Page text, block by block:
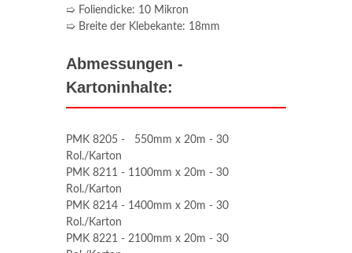
➯ Foliendicke: 10 Mikron
➯ Breite der Klebekante: 18mm
Abmessungen -
Kartoninhalte:
PMK 8205 - 550mm x 20m - 30
Rol./Karton
PMK 8211 - 1100mm x 20m - 30
Rol./Karton
PMK 8214 - 1400mm x 20m - 30
Rol./Karton
PMK 8221 - 2100mm x 20m - 30